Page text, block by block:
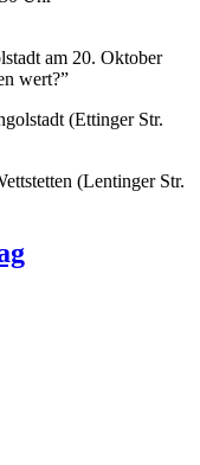
am 20. Oktober
wert?”
(Ettinger Str.
(Lentinger Str.